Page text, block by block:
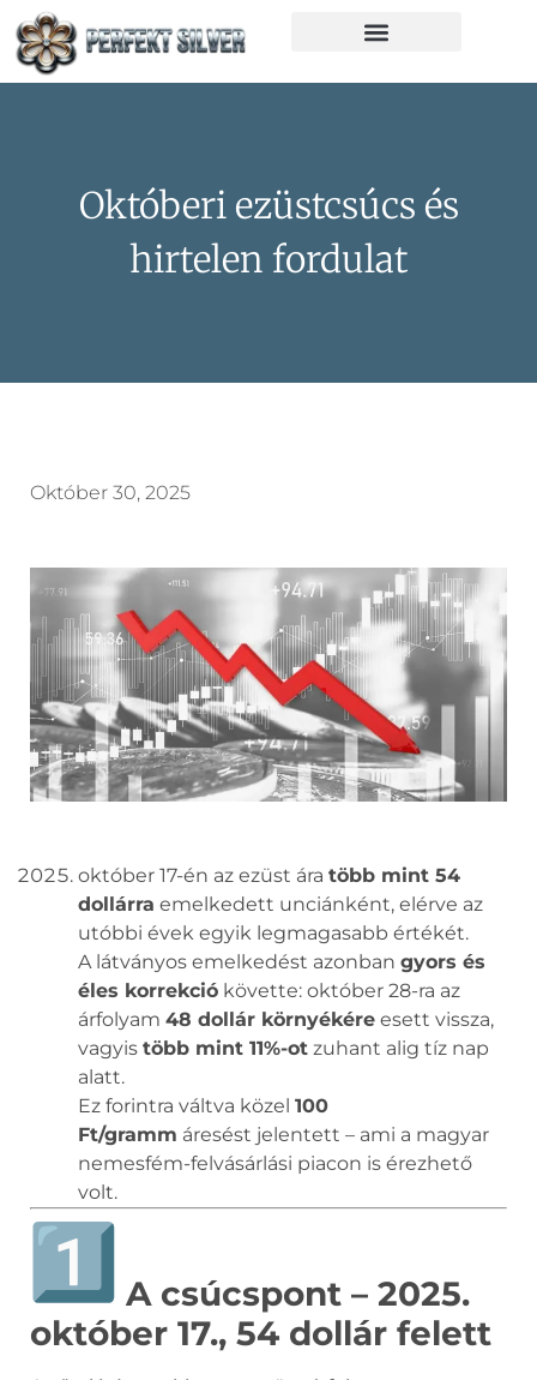
Októberi ezüstcsúcs és
hirtelen fordulat
Október 30, 2025
október 17-én az ezüst ára több mint 54
dollárra emelkedett unciánként, elérve az
utóbbi évek egyik legmagasabb értékét.
A látványos emelkedést azonban gyors és
éles korrekció követte: október 28-ra az
árfolyam 48 dollár környékére esett vissza,
vagyis több mint 11%-ot zuhant alig tíz nap
alatt.
Ez forintra váltva közel 100
Ft/gramm áresést jelentett – ami a magyar
nemesfém-felvásárlási piacon is érezhető
volt.
A csúcspont – 2025.
október 17., 54 dollár felett